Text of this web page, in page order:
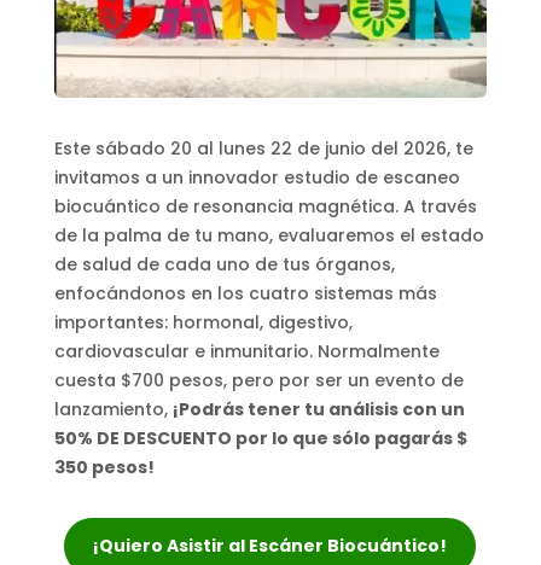
Este sábado 20 al lunes 22 de junio del 2026, te
invitamos a un innovador estudio de escaneo
biocuántico de resonancia magnética. A través
de la palma de tu mano, evaluaremos el estado
de salud de cada uno de tus órganos,
enfocándonos en los cuatro sistemas más
importantes: hormonal, digestivo,
cardiovascular e inmunitario. Normalmente
cuesta $700 pesos, pero por ser un evento de
lanzamiento, ¡Podrás tener tu análisis con un
50% DE DESCUENTO por lo que sólo pagarás $
350 pesos!
¡Quiero Asistir al Escáner Biocuántico!